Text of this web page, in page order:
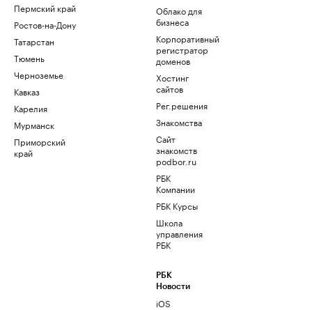
Пермский край
Ростов-на-Дону
Татарстан
Тюмень
Черноземье
Кавказ
Карелия
Мурманск
Приморский
край
Облако для
бизнеса
Корпоративный
регистратор
доменов
Хостинг
сайтов
Рег.решения
Знакомства
Сайт
знакомств
podbor.ru
РБК
Компании
РБК Курсы
Школа
управления
РБК
РБК
Новости
iOS